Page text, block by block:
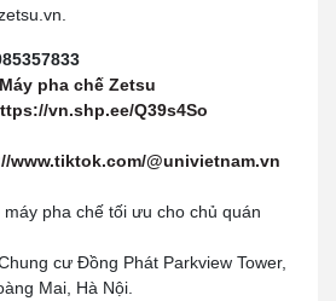
Máy pha chế Zetsu
vn.shp.ee/Q39s4So
www.tiktok.com/@univietnam.vn
pha chế tối ưu cho chủ quán
cư Đồng Phát Parkview Tower,
Mai, Hà Nội.